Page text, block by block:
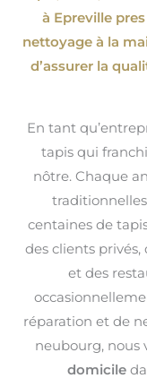
à Epreville
nettoyage à la
d’assurer la
En tant
tapis qui
nôtre. Chaque
centaines de
des clients
et des
réparation et de
neubourg, nous
domicile